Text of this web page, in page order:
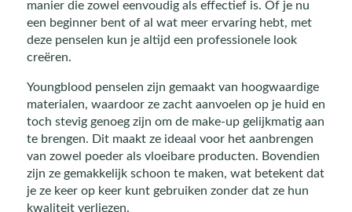
manier die zowel eenvoudig als effectief is. Of je nu
een beginner bent of al wat meer ervaring hebt, met
deze penselen kun je altijd een professionele look
creëren.
Youngblood penselen zijn gemaakt van hoogwaardige
materialen, waardoor ze zacht aanvoelen op je huid en
toch stevig genoeg zijn om de make-up gelijkmatig aan
te brengen. Dit maakt ze ideaal voor het aanbrengen
van zowel poeder als vloeibare producten. Bovendien
zijn ze gemakkelijk schoon te maken, wat betekent dat
je ze keer op keer kunt gebruiken zonder dat ze hun
kwaliteit verliezen.